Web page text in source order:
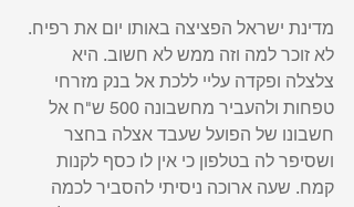
מדינת ישראל הפציצה באותו יום את רפיח.
לא זוכר למה וזה ממש לא חשוב. היא
צלצלה ופקדה עליי ללכת אל בנק מזרחי
טפחות ולהעביר מחשבונה 500 ש"ח אל
חשבונו של הפועל שעבד אצלה בחצר
ושסיפר לה בטלפון כי אין לו כסף לקנות
קמח. שעה ארוכה ניסיתי להסביר לכמה